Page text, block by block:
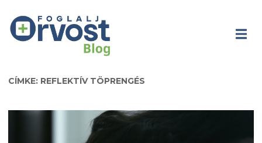
CÍMKE: REFLEKTÍV TÖPRENGÉS